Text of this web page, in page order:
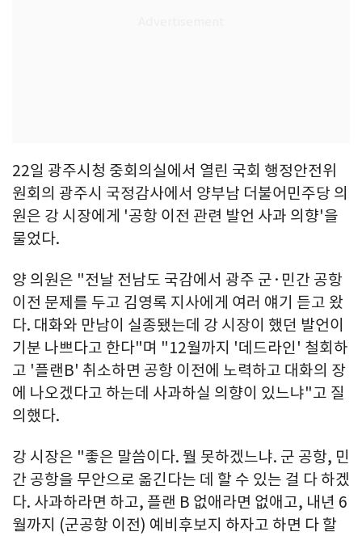
22일 광주시청 중회의실에서 열린 국회 행정안전위
원회의 광주시 국정감사에서 양부남 더불어민주당 의
원은 강 시장에게 '공항 이전 관련 발언 사과 의향'을
물었다.
양 의원은 "전날 전남도 국감에서 광주 군·민간 공항
이전 문제를 두고 김영록 지사에게 여러 얘기 듣고 왔
다. 대화와 만남이 실종됐는데 강 시장이 했던 발언이
기분 나쁘다고 한다"며 "12월까지 '데드라인' 철회하
고 '플랜B' 취소하면 공항 이전에 노력하고 대화의 장
에 나오겠다고 하는데 사과하실 의향이 있느냐"고 질
의했다.
강 시장은 "좋은 말씀이다. 뭘 못하겠느냐. 군 공항, 민
간 공항을 무안으로 옮긴다는 데 할 수 있는 걸 다 하겠
다. 사과하라면 하고, 플랜 B 없애라면 없애고, 내년 6
월까지 (군공항 이전) 예비후보지 하자고 하면 다 할